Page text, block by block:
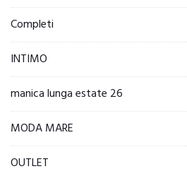
Completi
INTIMO
manica lunga estate 26
MODA MARE
OUTLET